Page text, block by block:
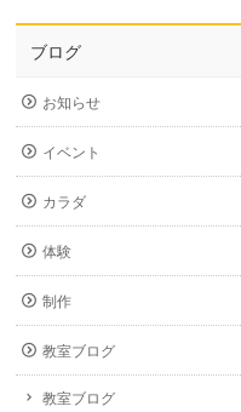
ブログ
お知らせ
イベント
カラダ
体験
制作
教室ブログ
教室ブログ